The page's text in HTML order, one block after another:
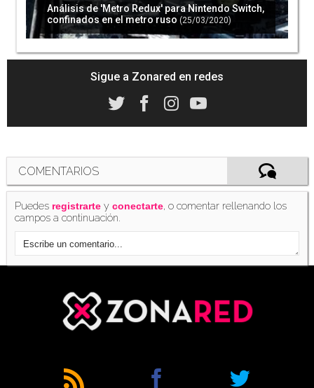
Análisis de 'Metro Redux' para Nintendo Switch,
confinados en el metro ruso (25/03/2020)
Sigue a Zonared en redes
COMENTARIOS
Puedes registrarte yconectarte, o comentar rellenando los
campos a continuación.